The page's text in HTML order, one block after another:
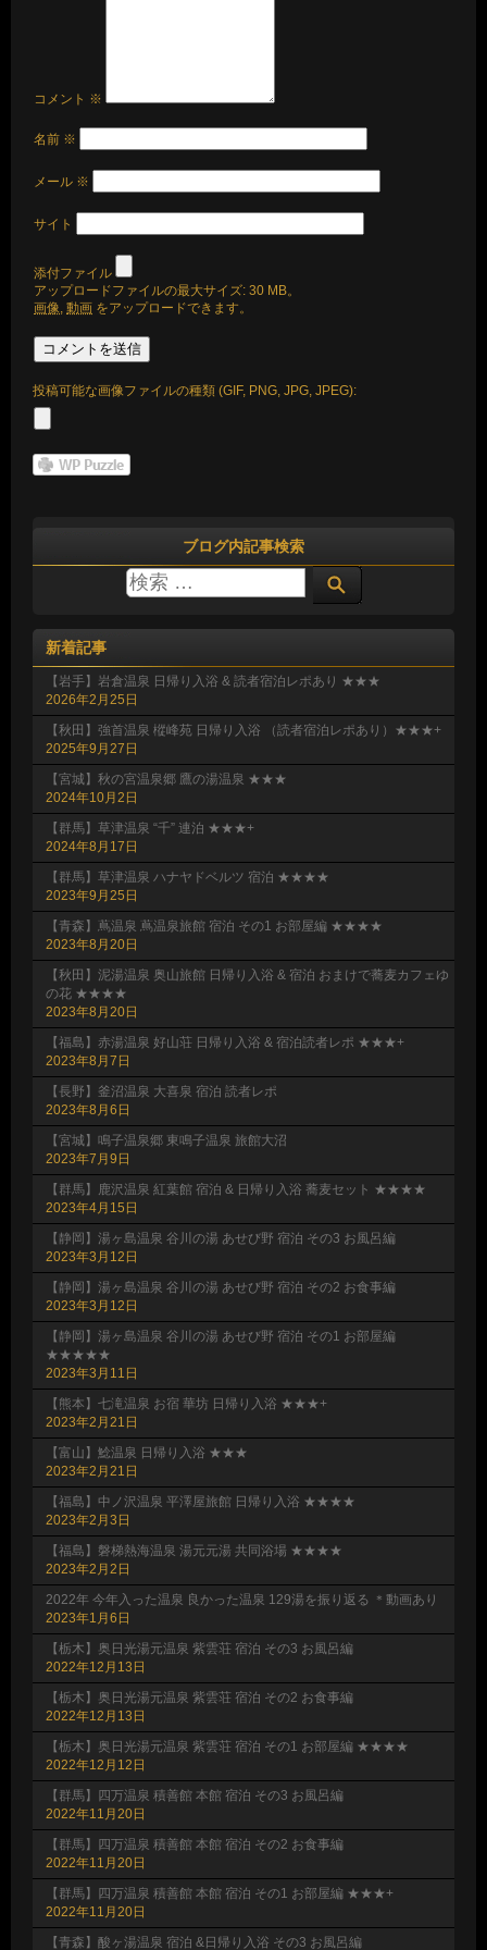
コメント ※
名前 ※
メール ※
サイト
添付ファイル
アップロードファイルの最大サイズ: 30 MB。
画像,動画 をアップロードできます。
投稿可能な画像ファイルの種類 (GIF, PNG, JPG, JPEG):
ブログ内記事検索
新着記事
【岩手】岩倉温泉 日帰り入浴 & 読者宿泊レポあり ★★★
2026年2月25日
【秋田】強首温泉 樅峰苑 日帰り入浴 （読者宿泊レポあり）★★★+
2025年9月27日
【宮城】秋の宮温泉郷 鷹の湯温泉 ★★★
2024年10月2日
【群馬】草津温泉 “千” 連泊 ★★★+
2024年8月17日
【群馬】草津温泉 ハナヤドベルツ 宿泊 ★★★★
2023年9月25日
【青森】蔦温泉 蔦温泉旅館 宿泊 その1 お部屋編 ★★★★
2023年8月20日
【秋田】泥湯温泉 奥山旅館 日帰り入浴 & 宿泊 おまけで蕎麦カフェゆ
の花 ★★★★
2023年8月20日
【福島】赤湯温泉 好山荘 日帰り入浴 & 宿泊読者レポ ★★★+
2023年8月7日
【長野】釜沼温泉 大喜泉 宿泊 読者レポ
2023年8月6日
【宮城】鳴子温泉郷 東鳴子温泉 旅館大沼
2023年7月9日
【群馬】鹿沢温泉 紅葉館 宿泊 & 日帰り入浴 蕎麦セット ★★★★
2023年4月15日
【静岡】湯ヶ島温泉 谷川の湯 あせび野 宿泊 その3 お風呂編
2023年3月12日
【静岡】湯ヶ島温泉 谷川の湯 あせび野 宿泊 その2 お食事編
2023年3月12日
【静岡】湯ヶ島温泉 谷川の湯 あせび野 宿泊 その1 お部屋編
★★★★★
2023年3月11日
【熊本】七滝温泉 お宿 華坊 日帰り入浴 ★★★+
2023年2月21日
【富山】鯰温泉 日帰り入浴 ★★★
2023年2月21日
【福島】中ノ沢温泉 平澤屋旅館 日帰り入浴 ★★★★
2023年2月3日
【福島】磐梯熱海温泉 湯元元湯 共同浴場 ★★★★
2023年2月2日
2022年 今年入った温泉 良かった温泉 129湯を振り返る ＊動画あり
2023年1月6日
【栃木】奥日光湯元温泉 紫雲荘 宿泊 その3 お風呂編
2022年12月13日
【栃木】奥日光湯元温泉 紫雲荘 宿泊 その2 お食事編
2022年12月13日
【栃木】奥日光湯元温泉 紫雲荘 宿泊 その1 お部屋編 ★★★★
2022年12月12日
【群馬】四万温泉 積善館 本館 宿泊 その3 お風呂編
2022年11月20日
【群馬】四万温泉 積善館 本館 宿泊 その2 お食事編
2022年11月20日
【群馬】四万温泉 積善館 本館 宿泊 その1 お部屋編 ★★★+
2022年11月20日
【青森】酸ヶ湯温泉 宿泊 &日帰り入浴 その3 お風呂編